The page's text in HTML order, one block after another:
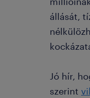
állását,
Jó hír,
szerint